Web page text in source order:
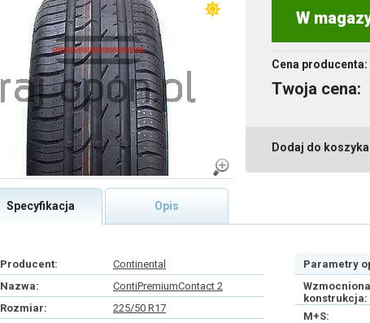
W
Cena producenta:
Twoja cena:
Dodaj do
Specyfikacja Opis
Producent:
Continental
Nazwa:
ContiPremiumContact 2
Rozmiar:
225/50 R17
Parametry
Wzmocniona
konstrukcja:
M+S: